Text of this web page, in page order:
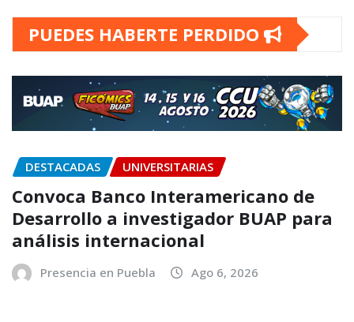
PUEDES HABERTE PERDIDO
DESTACADAS UNIVERSITARIAS
Convoca Banco Interamericano de
Desarrollo a investigador BUAP para
análisis internacional
Presencia en Puebla Ago 6, 2026